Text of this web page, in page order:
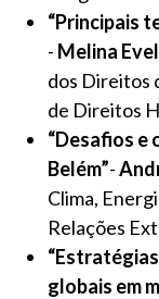
“Principais
- Melina
dos Direitos
de Direitos
“Desafios e
Belém”-
Clima,
Relações
globais em